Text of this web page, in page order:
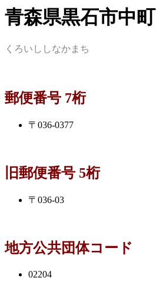
青森県黒石市中町
くろいししなかまち
郵便番号 7桁
〒036-0377
旧郵便番号 5桁
〒036-03
地方公共団体コード
02204